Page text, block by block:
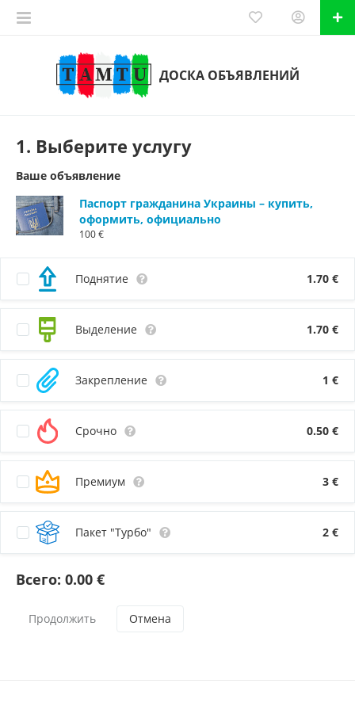
ДОСКА ОБЪЯВЛЕНИЙ
1. Выберите услугу
Поднятие 1.70 €
Выделение 1.70 €
Закрепление 1 €
Срочно 0.50 €
Премиум 3 €
Пакет "Турбо" 2 €
Всего: 0.00 €
Отмена
Ваше объявление
Паспорт гражданина Украины – купить,
оформить, официально
100 €